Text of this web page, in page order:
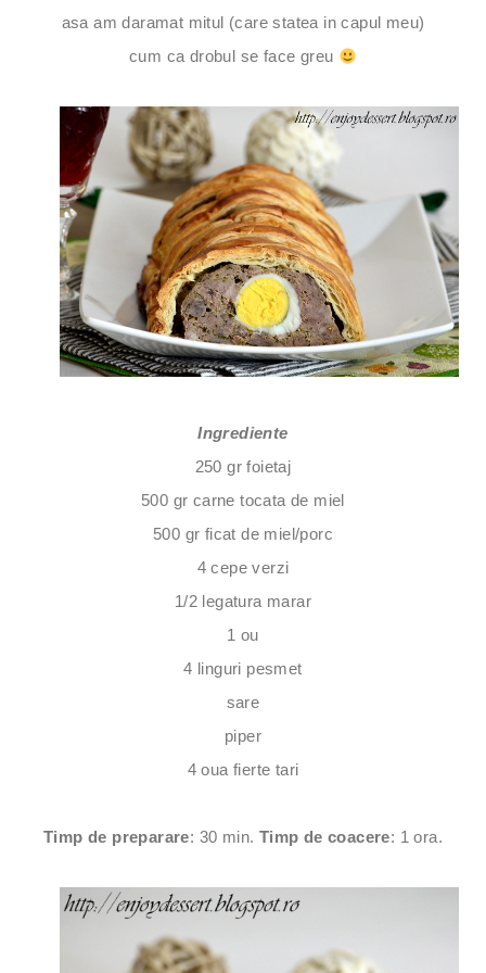
asa am daramat mitul (care statea in capul meu)
cum ca drobul se face greu
Ingrediente
250 gr foietaj
500 gr carne tocata de miel
500 gr ficat de miel/porc
4 cepe verzi
1/2 legatura marar
1 ou
4 linguri pesmet
sare
piper
4 oua fierte tari
Timp de preparare: 30 min. Timp de coacere: 1 ora.